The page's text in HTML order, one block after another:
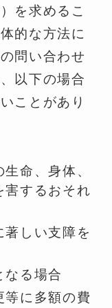
を求めるこ
的な方法に
問い合わせ
以下の場合
ことがあり
命、身体、
害するおそれ
著しい支障を
なる場合
等に多額の費